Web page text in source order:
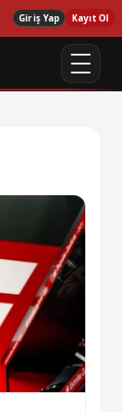
Giriş Yap Kayıt Ol